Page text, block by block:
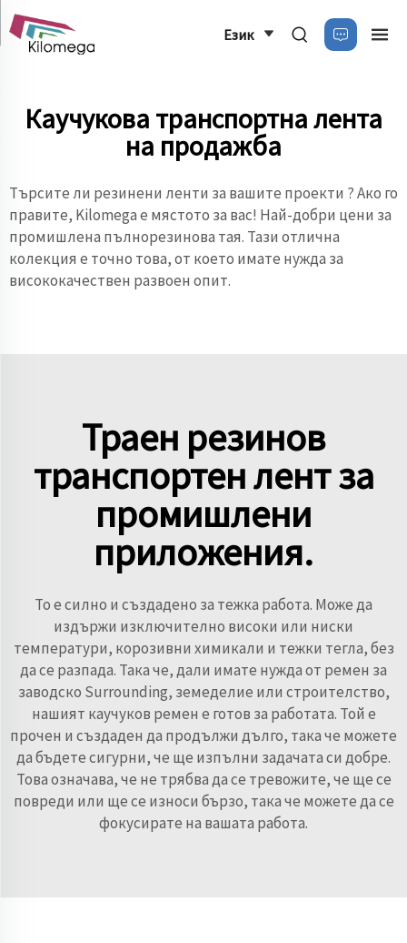
Език
Каучукова транспортна лента
на продажба
Търсите ли резинени ленти за вашите проекти ? Ако го
правите, Kilomega е мястото за вас! Най-добри цени за
промишлена пълнорезинова тая. Тази отлична
колекция е точно това, от което имате нужда за
висококачествен развоен опит.
Траен резинов
транспортен лент за
промишлени
приложения.
То е силно и създадено за тежка работа. Може да
издържи изключително високи или ниски
температури, корозивни химикали и тежки тегла, без
да се разпада. Така че, дали имате нужда от ремен за
заводско Surrounding, земеделие или строителство,
нашият каучуков ремен е готов за работата. Той е
прочен и създаден да продължи дълго, така че можете
да бъдете сигурни, че ще изпълни задачата си добре.
Това означава, че не трябва да се тревожите, че ще се
повреди или ще се износи бързо, така че можете да се
фокусирате на вашата работа.